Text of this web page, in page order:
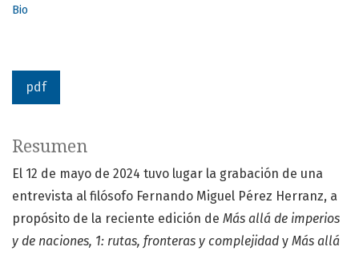
Bio
pdf
Resumen
El 12 de mayo de 2024 tuvo lugar la grabación de una
entrevista al filósofo Fernando Miguel Pérez Herranz, a
propósito de la reciente edición de Más allá de imperios
y de naciones, 1: rutas, fronteras y complejidad y Más allá